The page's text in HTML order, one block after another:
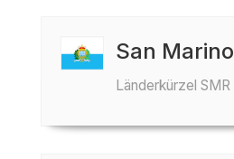
San Marino
Länderkürzel SMR